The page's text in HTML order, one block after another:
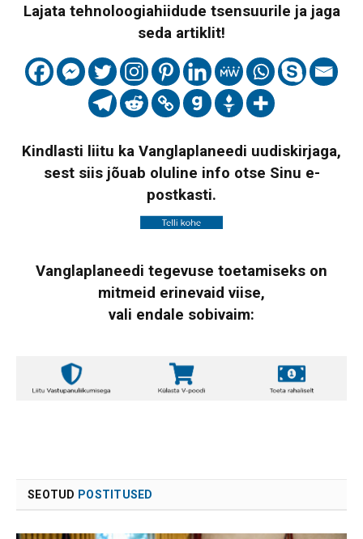
Lajata tehnoloogiahiidude tsensuurile ja jaga
seda artiklit!
Kindlasti liitu ka Vanglaplaneedi uudiskirjaga,
sest siis jõuab oluline info otse Sinu e-
postkasti.
Vanglaplaneedi tegevuse toetamiseks on
mitmeid erinevaid viise,
vali endale sobivaim:
SEOTUD POSTITUSED